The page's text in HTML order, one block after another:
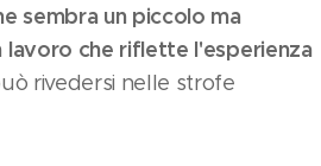
sembra un piccolo ma
lavoro che riflette l'esperienza
rivedersi nelle strofe